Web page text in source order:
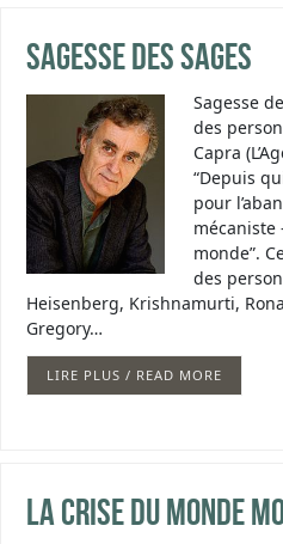
Sagesse des sages
Sagesse
des
Capra
“Depuis
pour
mécaniste
monde”.
des
Heisenberg, Krishnamurti,
Gregory…
LIRE PLUS / READ MORE
La crise du monde